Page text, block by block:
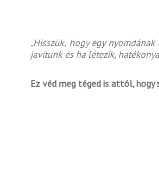
„Hisszük, hogy egy
javítunk és ha létezik,
Ez véd meg téged is attól,